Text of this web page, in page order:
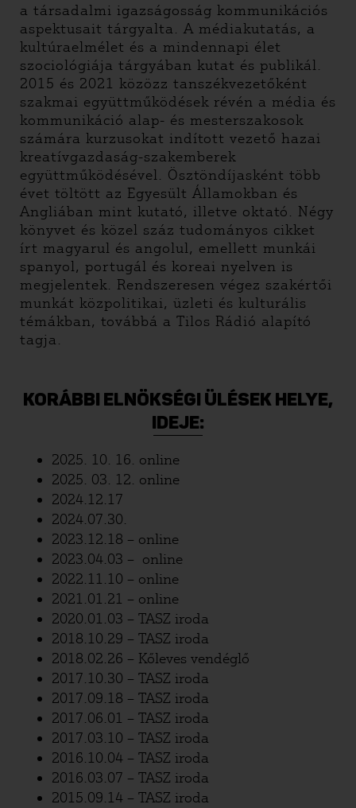
a társadalmi igazságosság kommunikációs
aspektusait tárgyalta. A médiakutatás, a
kultúraelmélet és a mindennapi élet
szociológiája tárgyában kutat és publikál.
2015 és 2021 közözz tanszékvezetőként
szakmai együttműködések révén a média és
kommunikáció alap- és mesterszakosok
számára kurzusokat indított vezető hazai
kreatívgazdaság-szakemberek
együttműködésével. Ösztöndíjasként több
évet töltött az Egyesült Államokban és
Angliában mint kutató, illetve oktató. Négy
könyvet és közel száz tudományos cikket
írt magyarul és angolul, emellett munkái
spanyol, portugál és koreai nyelven is
megjelentek. Rendszeresen végez szakértői
munkát közpolitikai, üzleti és kulturális
témákban, továbbá a Tilos Rádió alapító
tagja.
KORÁBBI ELNÖKSÉGI ÜLÉSEK HELYE,
IDEJE:
2025. 10. 16. online
2025. 03. 12. online
2024.12.17
2024.07.30.
2023.12.18 – online
2023.04.03 – online
2022.11.10 – online
2021.01.21 – online
2020.01.03 – TASZ iroda
2018.10.29 – TASZ iroda
2018.02.26 – Kőleves vendéglő
2017.10.30 – TASZ iroda
2017.09.18 – TASZ iroda
2017.06.01 – TASZ iroda
2017.03.10 – TASZ iroda
2016.10.04 – TASZ iroda
2016.03.07 – TASZ iroda
2015.09.14 – TASZ iroda